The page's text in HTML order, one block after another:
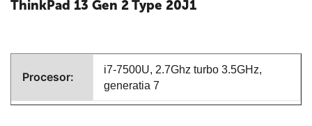
ThinkPad 13 Gen 2 Type 20J1
Procesor:
i7-7500U, 2.7Ghz turbo 3.5GHz,
generatia 7